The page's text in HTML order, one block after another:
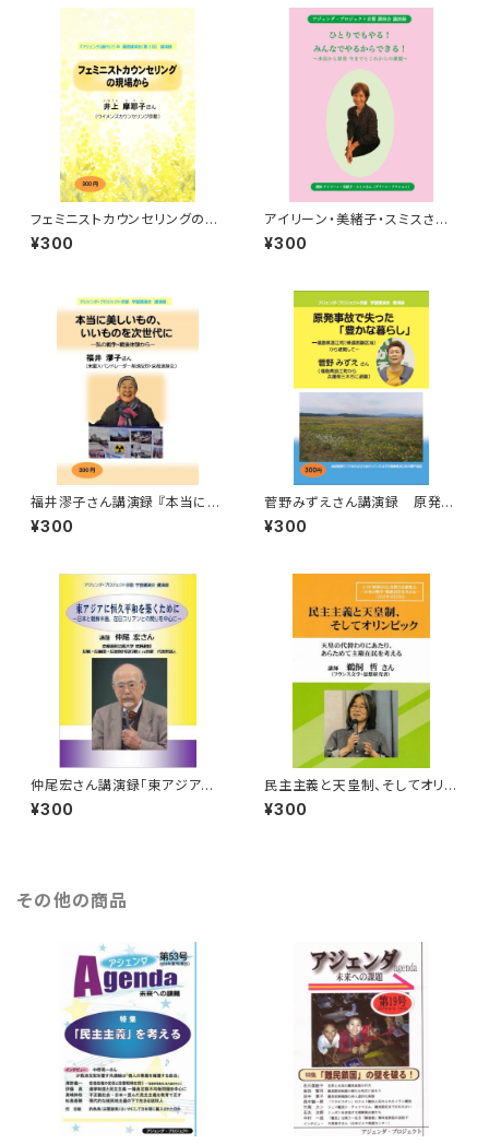
フェミニストカウンセリングの現
場から 季刊『アジェンダ』創刊
20年連続講演会（第3回）講演
¥300
アイリーン・美緒子・スミスさ
ん 講演録 ひとりでもやる！
みんなでやるからできる！ ―水
¥300
福井漻子さん講演録 『本当に美
しいもの、いいものを次世代に
―私の戦争・戦後体験から―』
¥300
菅野みずえさん講演録 原発事
故で失った「豊かな暮らし」
¥300
仲尾宏さん講演録「東アジアに
恒久平和を築くために ―日本と
朝鮮半島、在日コリアンとの関り
¥300
民主主義と天皇制、そしてオリン
ピック（鵜飼哲さん講演録）
¥300
その他の商品